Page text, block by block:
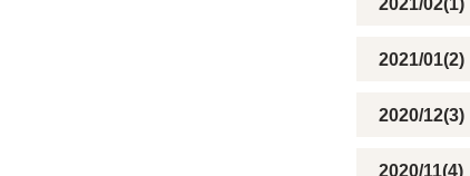
2021/01(2)
2020/12(3)
2020/11(4)